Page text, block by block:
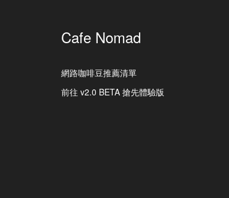
Cafe Nomad
網路咖啡豆推薦清單
前往 v2.0 BETA 搶先體驗版